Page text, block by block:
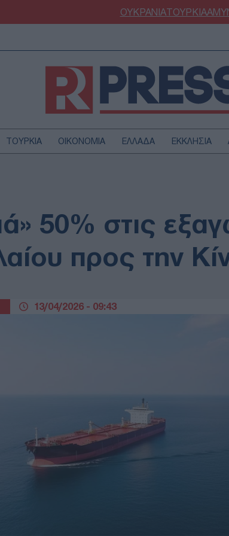
ΟΥΚΡΑΝΙΑΤΟΥΡΚΙΑ
ΤΟΥΡΚΙΑ ΟΙΚΟΝΟΜΙΑ ΕΛΛΑΔΑ ΕΚΚΛΗΣΙΑ
ΓΑΣΤΡΟΝΟΜΙΑ
50% στις
προς την
13/04/2026 - 09:43